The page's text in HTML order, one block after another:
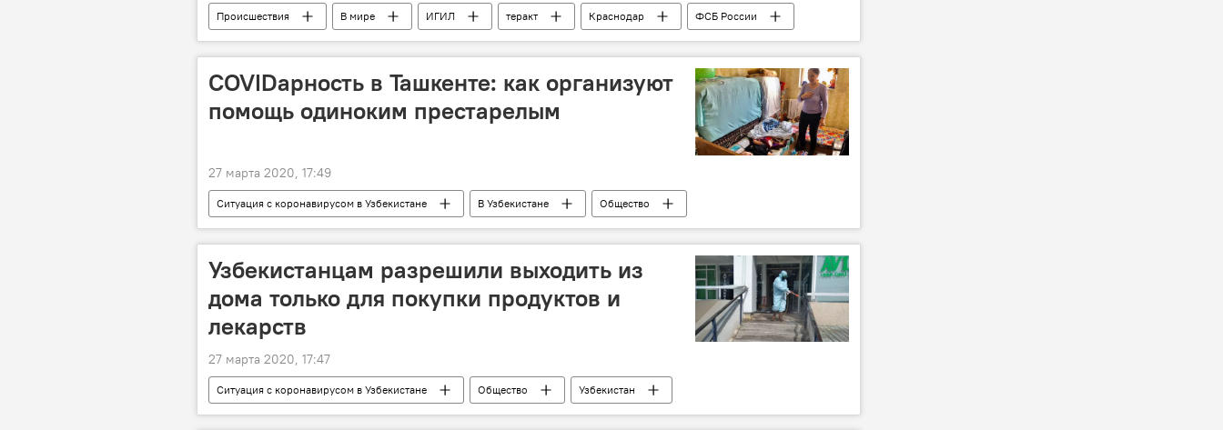
Происшествия В мире ИГИЛ теракт Краснодар
ФСБ России
Россия
COVIDарность в Ташкенте: как организуют
помощь одиноким престарелым
27 марта 2020, 17:49
Ситуация с коронавирусом в Узбекистане В Узбекистане
Общество
Коронавирус COVID-19
Карантин благотворительность
волонтер
Узбекистанцам разрешили выходить из
дома только для покупки продуктов и
лекарств
27 марта 2020, 17:47
Ситуация с коронавирусом в Узбекистане Общество
Узбекистан
Коронавирус COVID-19
Узбекистанцы здоровье безопасность